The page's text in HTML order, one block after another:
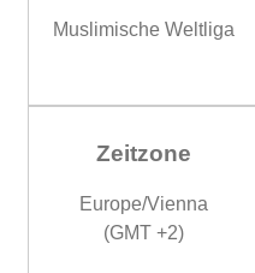
Muslimische Weltliga
Zeitzone
Europe/Vienna
(GMT +2)